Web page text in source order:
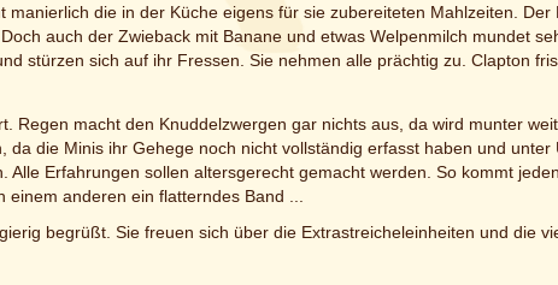
die in der Küche eigens für sie zubereiteten Mahlzeiten. Der
auch der Zwieback mit Banane und etwas Welpenmilch mundet
stürzen sich auf ihr Fressen. Sie nehmen alle prächtig zu. Clapton
Regen macht den Knuddelzwergen gar nichts aus, da wird munter
die Minis ihr Gehege noch nicht vollständig erfasst haben und unter
Erfahrungen sollen altersgerecht gemacht werden. So kommt
anderen ein flatterndes Band ...
begrüßt. Sie freuen sich über die Extrastreicheleinheiten und die